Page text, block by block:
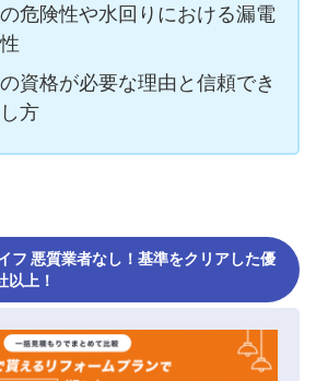
危険性や水回りにおける漏電
資格が必要な理由と信頼でき
方
フ 悪質業者なし！基準をクリアした優
上！